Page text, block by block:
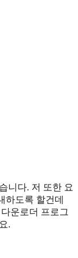
니다. 저 또한 요
하도록 할건데
운로더 프로그
.